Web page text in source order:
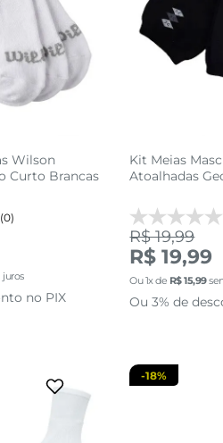
Wilson
Curto Brancas
(0)
no PIX
Kit Meias
Atoalhadas
R$ 19,99
R$ 19,99
Ou1x de R$15,99
Ou 3% de
a sacola
-18%